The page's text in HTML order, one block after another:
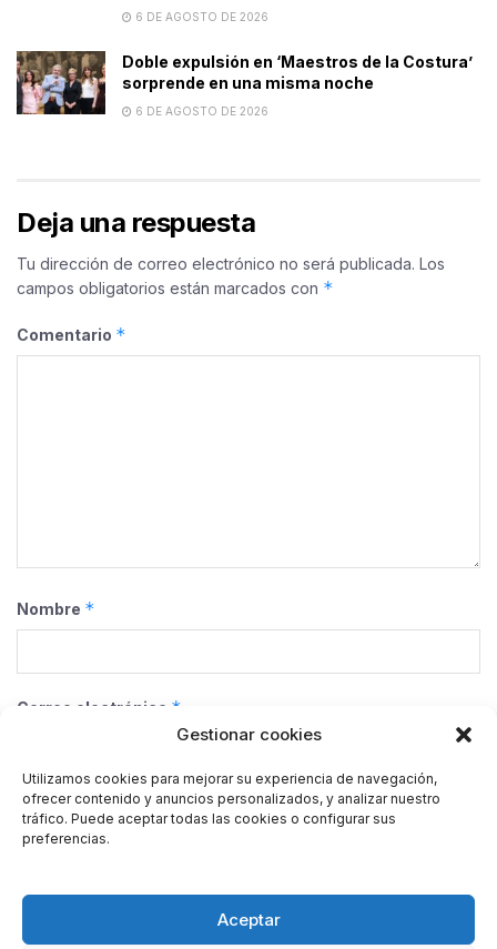
Gestionar cookies
Utilizamos cookies para mejorar su experiencia de navegación,
ofrecer contenido y anuncios personalizados, y analizar nuestro
tráfico. Puede aceptar todas las cookies o configurar sus
preferencias.
Aceptar
6 DE AGOSTO DE 2026
Doble expulsión en ‘Maestros de la Costura’
sorprende en una misma noche
6 DE AGOSTO DE 2026
Deja una respuesta
Tu dirección de correo electrónico no será publicada. Los
campos obligatorios están marcados con *
Comentario *
Nombre *
Correo electrónico *
Web
navegador para la próxima vez que comente.